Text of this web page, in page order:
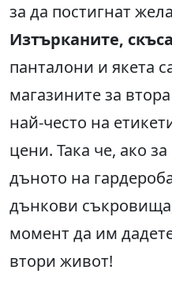
за да постигнат
Изтърканите,
панталони и якета
магазините за
най-често на
цени. Така че, ако
дъното на
дънкови
момент да им
втори живот!